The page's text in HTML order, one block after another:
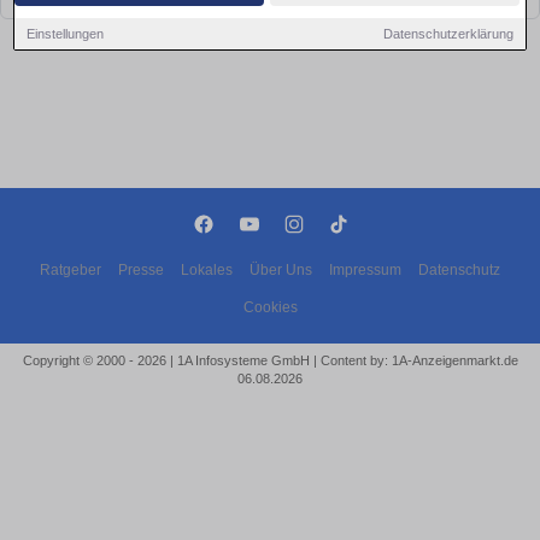
Einstellungen Datenschutzerklärung
Ratgeber Presse Lokales Über Uns Impressum Datenschutz
Cookies
Copyright © 2000 - 2026 | 1A Infosysteme GmbH | Content by: 1A-Anzeigenmarkt.de
06.08.2026